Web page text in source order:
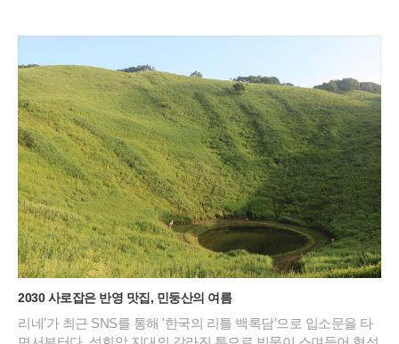
2030 사로잡은 반영 맛집, 민둥산의 여름
리네'가 최근 SNS를 통해 '한국의 리틀 백록담'으로 입소문을 타